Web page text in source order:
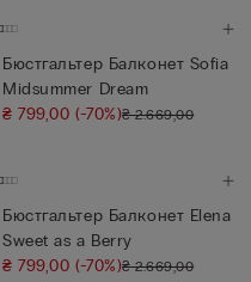
Бюстгальтер Балконет Sofia
Midsummer Dream
₴ 799,00(-70%)₴ 2.669,00
Бюстгальтер Балконет Elena
Sweet as a Berry
₴ 799,00(-70%)₴ 2.669,00